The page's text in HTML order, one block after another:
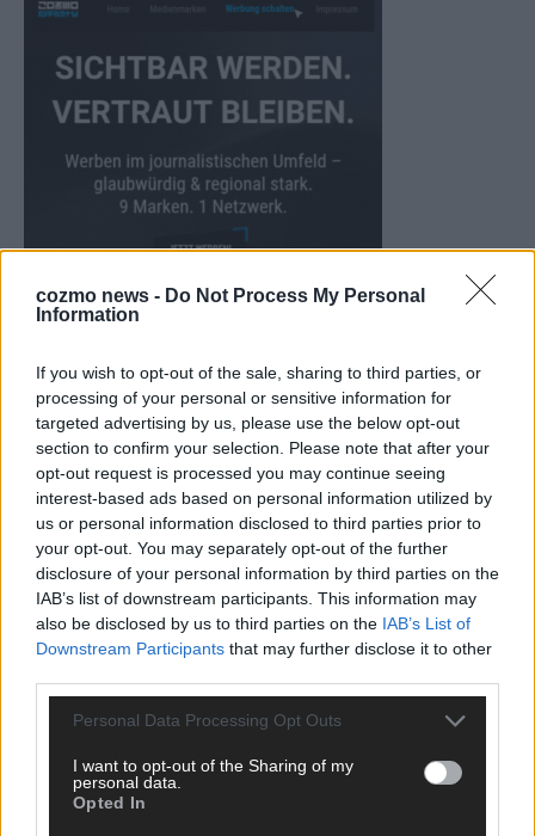
cozmo news - Do Not Process My Personal
Information
If you wish to opt-out of the sale, sharing to third parties, or
processing of your personal or sensitive information for
targeted advertising by us, please use the below opt-out
section to confirm your selection. Please note that after your
opt-out request is processed you may continue seeing
interest-based ads based on personal information utilized by
us or personal information disclosed to third parties prior to
your opt-out. You may separately opt-out of the further
disclosure of your personal information by third parties on the
IAB’s list of downstream participants. This information may
also be disclosed by us to third parties on the IAB’s List of
Downstream Participants that may further disclose it to other
Personal Data Processing Opt Outs
I want to opt-out of the Sharing of my
personal data.
Opted In
CHECK UNS AUF FACEBOOK